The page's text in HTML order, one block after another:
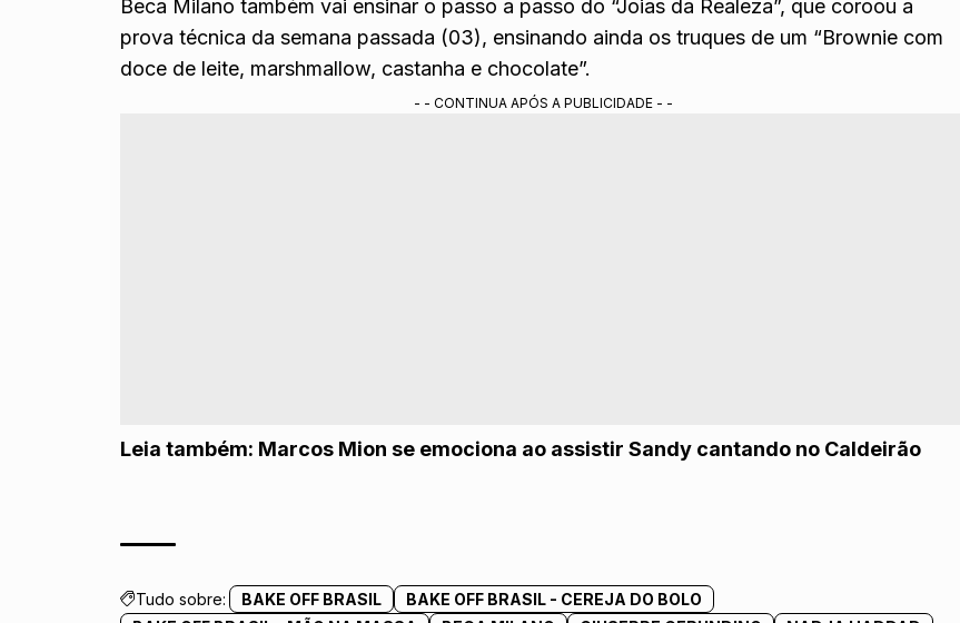
Beca Milano também vai ensinar o passo a passo do “Joias da Realeza”, que coroou a
prova técnica da semana passada (03), ensinando ainda os truques de um “Brownie com
doce de leite, marshmallow, castanha e chocolate”.
- - CONTINUA APÓS A PUBLICIDADE - -
Leia também: Marcos Mion se emociona ao assistir Sandy cantando no Caldeirão
Tudo sobre: BAKE OFF BRASIL
BAKE OFF BRASIL - CEREJA DO BOLO